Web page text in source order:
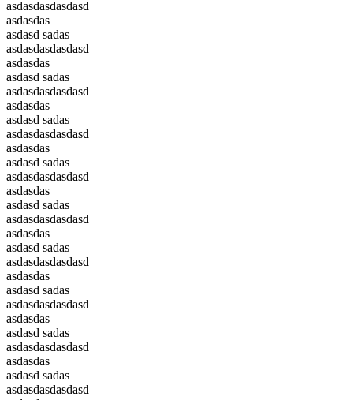
asdasdasdasdasd
asdasdas
asdasd sadas
asdasdasdasdasd
asdasdas
asdasd sadas
asdasdasdasdasd
asdasdas
asdasd sadas
asdasdasdasdasd
asdasdas
asdasd sadas
asdasdasdasdasd
asdasdas
asdasd sadas
asdasdasdasdasd
asdasdas
asdasd sadas
asdasdasdasdasd
asdasdas
asdasd sadas
asdasdasdasdasd
asdasdas
asdasd sadas
asdasdasdasdasd
asdasdas
asdasd sadas
asdasdasdasdasd